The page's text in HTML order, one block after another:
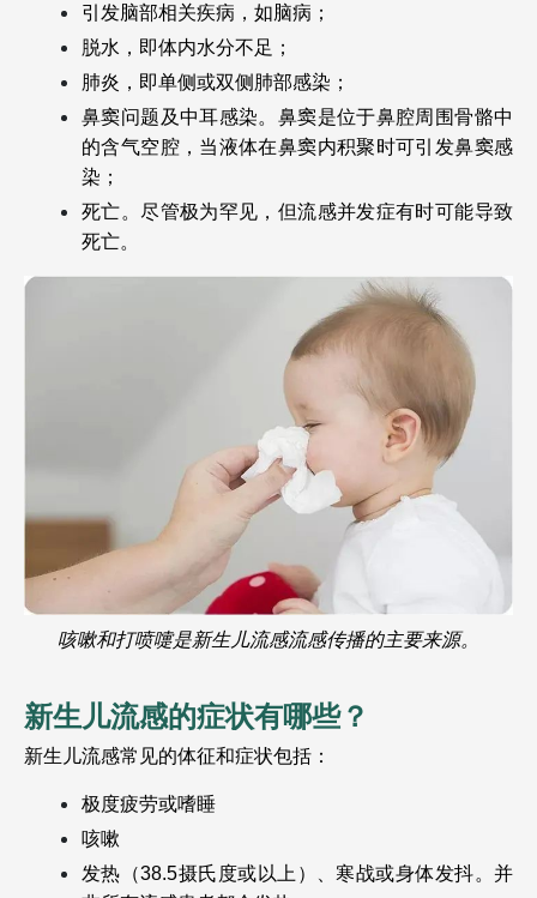
引发脑部相关疾病，如脑病；
脱水，即体内水分不足；
肺炎，即单侧或双侧肺部感染；
鼻窦问题及中耳感染。鼻窦是位于鼻腔周围骨骼中
的含气空腔，当液体在鼻窦内积聚时可引发鼻窦感
染；
死亡。尽管极为罕见，但流感并发症有时可能导致
死亡。
咳嗽和打喷嚏是新生儿流感流感传播的主要来源。
新生儿流感的症状有哪些？
新生儿流感常见的体征和症状包括：
极度疲劳或嗜睡
咳嗽
发热（38.5摄氏度或以上）、寒战或身体发抖。并